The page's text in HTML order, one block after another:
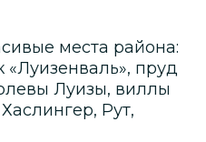
места района:
пруд
Луизы, виллы
Рут,